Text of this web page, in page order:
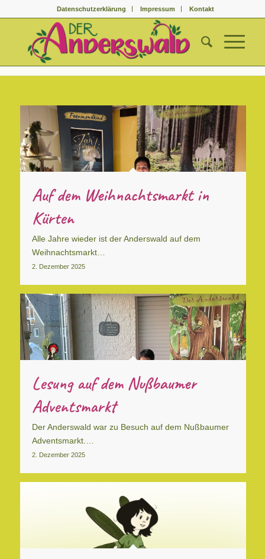
Datenschutzerklärung Impressum Kontakt
Auf dem Weihnachtsmarkt in
Kürten
Alle Jahre wieder ist der Anderswald auf dem
Weihnachtsmarkt…
2. Dezember 2025
Lesung auf dem Nußbaumer
Adventsmarkt
Der Anderswald war zu Besuch auf dem Nußbaumer
Adventsmarkt.…
2. Dezember 2025